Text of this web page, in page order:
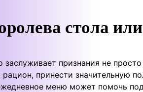
стола
заслуживает признания не
принести значительную
меню может помочь